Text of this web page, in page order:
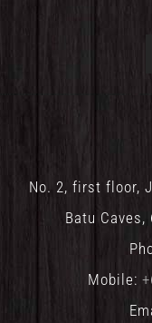
No. 2, first floor,
Batu Caves,
Mobile: